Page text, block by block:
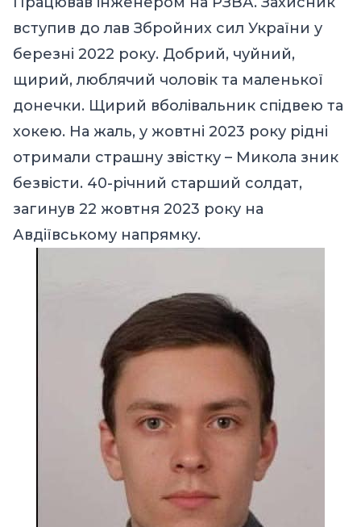
вступив до лав Збройних cил України у
березні 2022 року. Добрий, чуйний,
щирий, люблячий чоловік та маленької
донечки. Щирий вболівальник спідвею та
хокею. На жаль, у жовтні 2023 року рідні
отримали страшну звістку – Микола зник
безвісти. 40-річний старший солдат,
загинув 22 жовтня 2023 року на
Авдіївському напрямку.